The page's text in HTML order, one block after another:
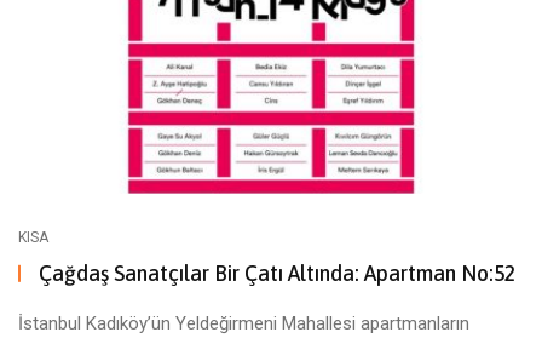
KISA
Çağdaş Sanatçılar Bir Çatı Altında: Apartman No:52
İstanbul Kadıköy’ün Yeldeğirmeni Mahallesi apartmanların